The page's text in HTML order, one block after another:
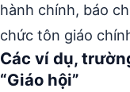
hành chính, báo
chức tôn giáo
Các ví dụ,
“Giáo hội”